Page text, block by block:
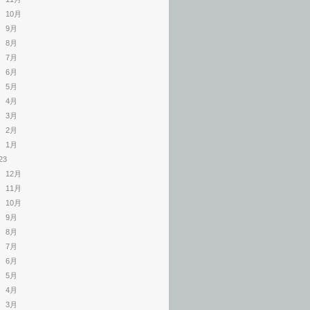
10月
9月
8月
7月
6月
5月
4月
3月
2月
1月
12月
11月
10月
9月
8月
7月
6月
5月
4月
3月